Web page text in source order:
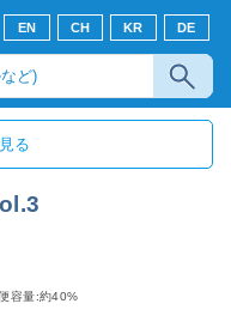
EN CH KR DE
る
容量:約40%